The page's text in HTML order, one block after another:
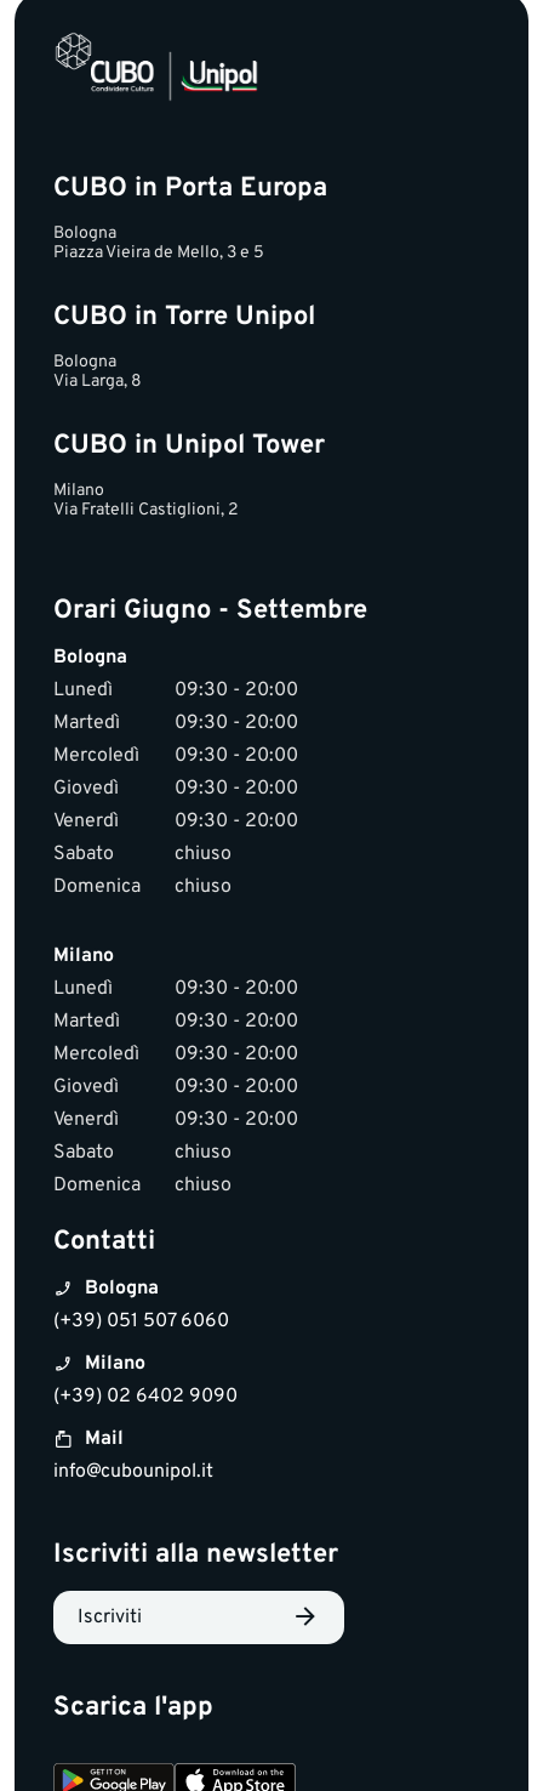
CUBO in Porta Europa
Bologna
Piazza Vieira de Mello, 3 e 5
CUBO in Torre Unipol
Bologna
Via Larga, 8
CUBO in Unipol Tower
Milano
Via Fratelli Castiglioni, 2
Orari Giugno - Settembre
Bologna
Lunedì
09:30 - 20:00
Martedì
09:30 - 20:00
Mercoledì
09:30 - 20:00
Giovedì
09:30 - 20:00
Venerdì
09:30 - 20:00
Sabato
chiuso
Domenica
chiuso
Milano
Lunedì
09:30 - 20:00
Martedì
09:30 - 20:00
Mercoledì
09:30 - 20:00
Giovedì
09:30 - 20:00
Venerdì
09:30 - 20:00
Sabato
chiuso
Domenica
chiuso
Contatti
Bologna
(+39) 051 507 6060
Milano
(+39) 02 6402 9090
Mail
info@cubounipol.it
Iscriviti alla newsletter
Iscriviti
Scarica l'app